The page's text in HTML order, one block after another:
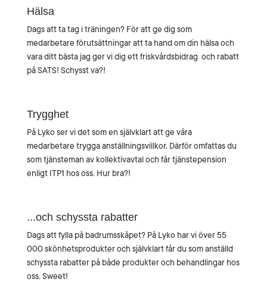
Hälsa
Dags att ta tag i träningen? För att ge dig som
medarbetare förutsättningar att ta hand om din hälsa och
vara ditt bästa jag ger vi dig ett friskvårdsbidrag och rabatt
på SATS! Schysst va?!
Trygghet
På Lyko ser vi det som en självklart att ge våra
medarbetare trygga anställningsvillkor. Därför omfattas du
som tjänsteman av kollektivavtal och får tjänstepension
enligt ITP1 hos oss. Hur bra?!
...och schyssta rabatter
Dags att fylla på badrumsskåpet? På Lyko har vi över 55
000 skönhetsprodukter och självklart får du som anställd
schyssta rabatter på både produkter och behandlingar hos
oss. Sweet!